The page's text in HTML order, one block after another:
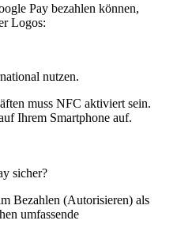
Pay bezahlen können,
Logos:
nutzen.
muss NFC aktiviert sein.
Ihrem Smartphone auf.
sicher?
Bezahlen (Autorisieren) als
umfassende